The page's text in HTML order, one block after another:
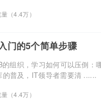
（4.4万）
门的5个简单步骤
组织，学习如何可以压倒：
普及，IT领导者需要清 ......
（4.4万）